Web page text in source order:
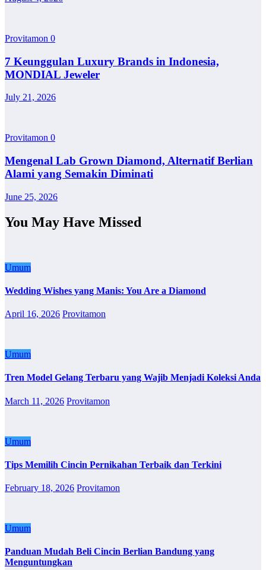
Provitamon 0
7 Keunggulan Luxury Brands in Indonesia,
MONDIAL Jeweler
July 21, 2026
Provitamon 0
Mengenal Lab Grown Diamond, Alternatif Berlian
Alami yang Semakin Diminati
June 25, 2026
You May Have Missed
Umum
Wedding Wishes yang Manis: You Are a Diamond
April 16, 2026 Provitamon
Umum
Tren Model Gelang Terbaru yang Wajib Menjadi Koleksi Anda
March 11, 2026 Provitamon
Umum
Tips Memilih Cincin Pernikahan Terbaik dan Terkini
February 18, 2026 Provitamon
Umum
Panduan Mudah Beli Cincin Berlian Bandung yang
Menguntungkan